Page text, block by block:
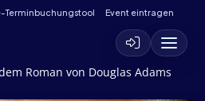
Terminbuchungstool Event eintragen
Roman von Douglas Adams